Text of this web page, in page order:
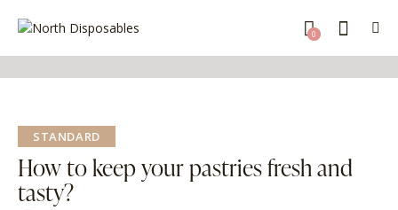
0
STANDARD
How to keep your pastries fresh and
tasty?